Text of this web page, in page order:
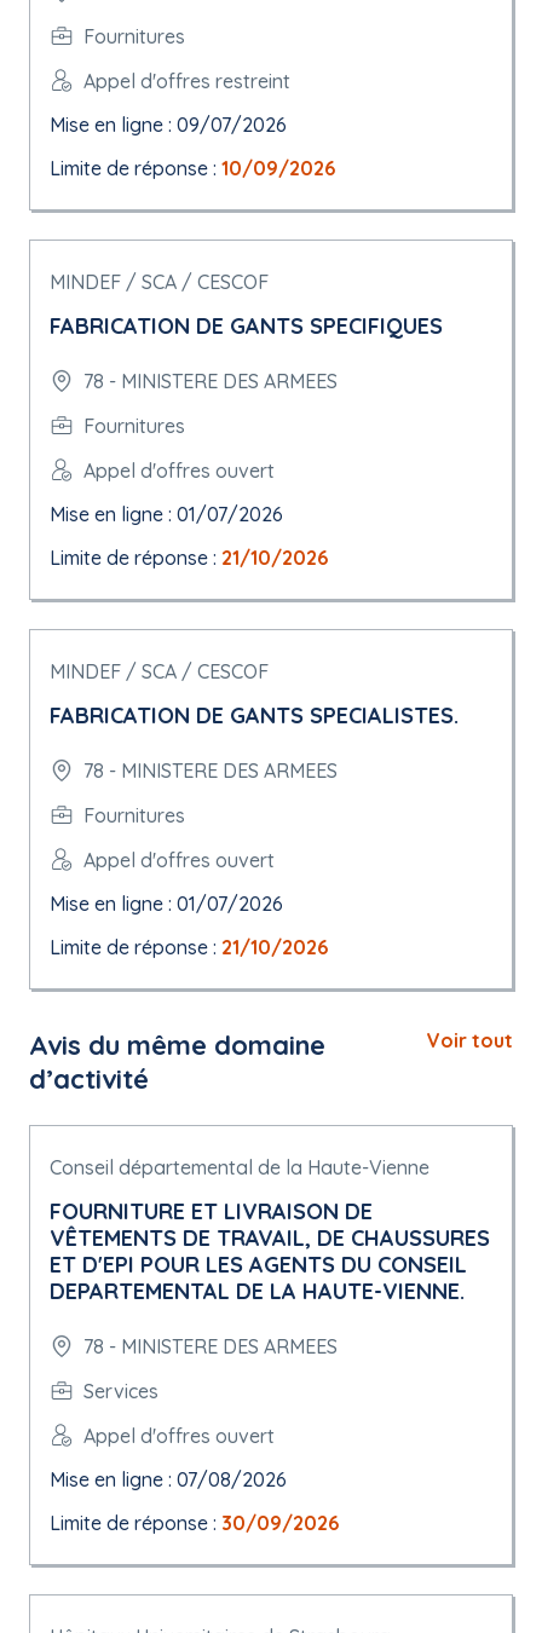
Fournitures
Appel d'offres restreint
Mise en ligne : 09/07/2026
Limite de réponse : 10/09/2026
MINDEF / SCA / CESCOF
FABRICATION DE GANTS SPECIFIQUES
78 - MINISTERE DES ARMEES
Fournitures
Appel d'offres ouvert
Mise en ligne : 01/07/2026
Limite de réponse : 21/10/2026
MINDEF / SCA / CESCOF
FABRICATION DE GANTS SPECIALISTES.
78 - MINISTERE DES ARMEES
Fournitures
Appel d'offres ouvert
Mise en ligne : 01/07/2026
Limite de réponse : 21/10/2026
Avis du même domaine
d’activité
Voir tout
Conseil départemental de la Haute-Vienne
FOURNITURE ET LIVRAISON DE
VÊTEMENTS DE TRAVAIL, DE CHAUSSURES
ET D'EPI POUR LES AGENTS DU CONSEIL
DEPARTEMENTAL DE LA HAUTE-VIENNE.
78 - MINISTERE DES ARMEES
Services
Appel d'offres ouvert
Mise en ligne : 07/08/2026
Limite de réponse : 30/09/2026